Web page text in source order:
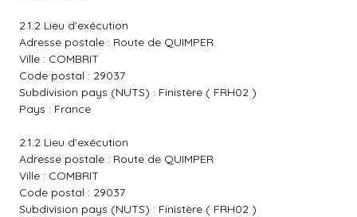
2.1.2 Lieu d'exécution
Adresse postale : Route de QUIMPER
Ville : COMBRIT
Code postal : 29037
Subdivision pays (NUTS) : Finistère ( FRH02 )
Pays : France
2.1.2 Lieu d'exécution
Adresse postale : Route de QUIMPER
Ville : COMBRIT
Code postal : 29037
Subdivision pays (NUTS) : Finistère ( FRH02 )